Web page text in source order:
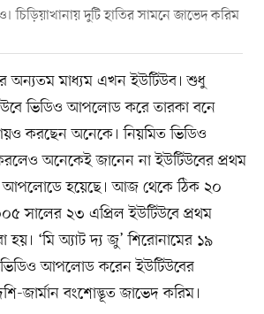
চিড়িয়াখানায় দুটি হাতির সামনে জাভেদ করিম
অন্যতম মাধ্যম এখন ইউটিউব। শুধু
ভিডিও আপলোড করে তারকা বনে
করছেন অনেকে। নিয়মিত ভিডিও
অনেকেই জানেন না ইউটিউবের প্রথম
আপলোডে হয়েছে। আজ থেকে ঠিক ২০
সালের ২৩ এপ্রিল ইউটিউবে প্রথম
‘মি অ্যাট দ্য জু’ শিরোনামের ১৯
ভিডিও আপলোড করেন ইউটিউবের
জার্মান বংশোদ্ভূত জাভেদ করিম।